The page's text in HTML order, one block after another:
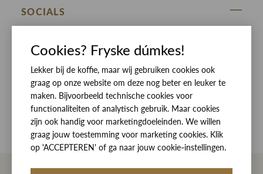
DE HEEREN VAN RINSMA
RINSMA.CONCEPTS
Eten en drinken
Openingstijden
Werken bij RINSMA
Veelgestelde vragen
Betaalmethoden
Bezorgen
Contact
Reviews
SOCIALS
Cookies? Fryske dúmkes!
Lekker bij de koffie, maar wij gebruiken cookies ook
graag op onze website om deze nog beter en leuker te
maken. Bijvoorbeeld technische cookies voor
functionaliteiten of analytisch gebruik. Maar cookies
zijn ook handig voor marketingdoeleinden. We willen
graag jouw toestemming voor marketing cookies. Klik
op 'ACCEPTEREN' of ga naar jouw cookie-instellingen.